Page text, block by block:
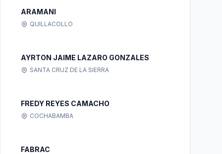
ARAMANI
QUILLACOLLO
AYRTON JAIME LAZARO GONZALES
SANTA CRUZ DE LA SIERRA
FREDY REYES CAMACHO
COCHABAMBA
FABRAC